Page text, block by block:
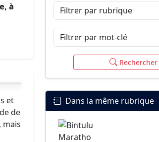
à
et
de
mais
Filtrer par rubrique
Filtrer par mot-clé
Rechercher
Dans la même rubrique